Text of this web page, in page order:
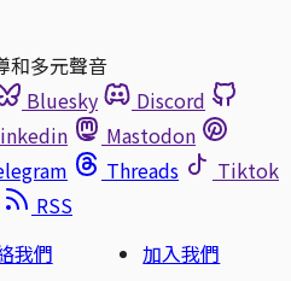
和多元聲音
Bluesky
Discord
Mastodon
Threads
Tiktok
RSS
我們
加入我們